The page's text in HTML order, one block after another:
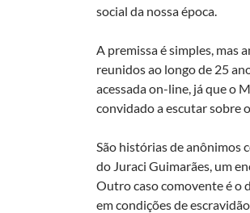
social da nossa época.
A premissa é simples, mas
reunidos ao longo de 25
acessada on-line, já que o
convidado a escutar sobre
São histórias de anônimos
do Juraci Guimarães, um
Outro caso comovente é o
em condições de